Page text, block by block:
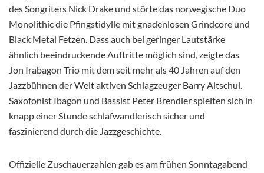
des Songriters Nick Drake und störte das norwegische Duo
Monolithic die Pfingstidylle mit gnadenlosen Grindcore und
Black Metal Fetzen. Dass auch bei geringer Lautstärke
ähnlich beeindruckende Auftritte möglich sind, zeigte das
Jon Irabagon Trio mit dem seit mehr als 40 Jahren auf den
Jazzbühnen der Welt aktiven Schlagzeuger Barry Altschul.
Saxofonist Ibagon und Bassist Peter Brendler spielten sich in
knapp einer Stunde schlafwandlerisch sicher und
faszinierend durch die Jazzgeschichte.
Offizielle Zuschauerzahlen gab es am frühen Sonntagabend